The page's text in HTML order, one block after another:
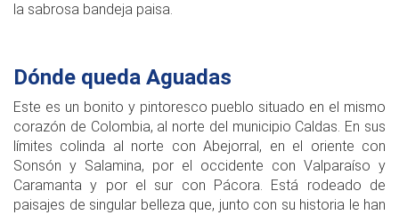
la sabrosa bandeja paisa.
Dónde queda Aguadas
Este es un bonito y pintoresco pueblo situado en el mismo
corazón de Colombia, al norte del municipio Caldas. En sus
límites colinda al norte con Abejorral, en el oriente con
Sonsón y Salamina, por el occidente con Valparaíso y
Caramanta y por el sur con Pácora. Está rodeado de
paisajes de singular belleza que, junto con su historia le han